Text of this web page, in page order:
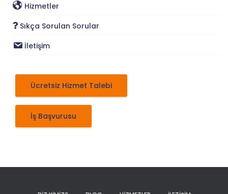
Hizmetler
Sıkça Sorulan Sorular
İletişim
Ücretsiz Hizmet Talebi
İş Başvurusu